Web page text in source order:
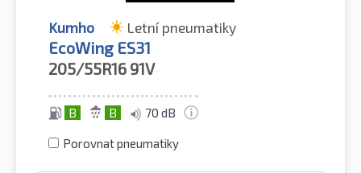
Kumho Letní pneumatiky
EcoWing ES31
205/55R16 91V
B B 70 dB
Porovnat pneumatiky